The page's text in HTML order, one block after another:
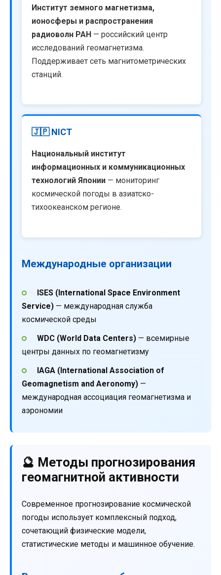
Институт земного магнетизма,
ионосферы и распространения
радиоволн РАН — российский центр
исследований геомагнетизма.
Поддерживает сеть магнитометрических
станций.
🇯🇵 NICT
Национальный институт
информационных и коммуникационных
технологий Японии — мониторинг
космической погоды в азиатско-
тихоокеанском регионе.
Международные организации
ISES (International Space Environment
Service) — международная служба
космической среды
WDC (World Data Centers)— всемирные
центры данных по геомагнетизму
IAGA (International Association of
Geomagnetism and Aeronomy) —
международная ассоциация геомагнетизма и
аэрономии
🔮 Методы прогнозирования
геомагнитной активности
Современное прогнозирование космической
погоды использует комплексный подход,
сочетающий физические модели,
статистические методы и машинное обучение.